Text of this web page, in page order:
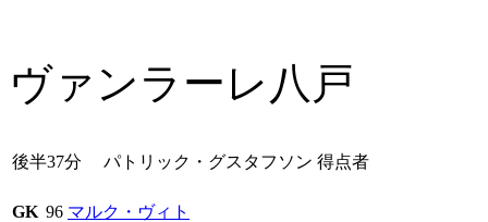
ヴァンラーレ八戸
後半37分 パトリック・グスタフソン 得点者
GK 96 マルク・ヴィト